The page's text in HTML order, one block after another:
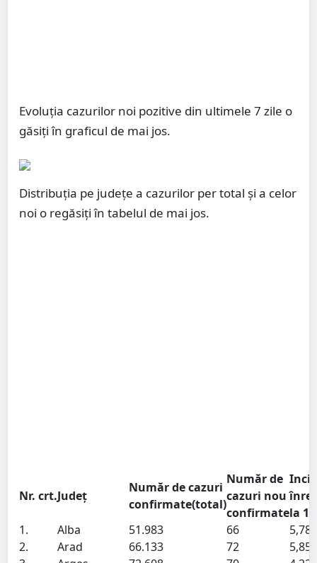
Evoluția cazurilor noi pozitive din ultimele 7 zile o
găsiți în graficul de mai jos.
Distribuția pe județe a cazurilor per total și a celor
noi o regăsiți în tabelul de mai jos.
Nr. crt.Județ
Număr de cazuri
confirmate(total)
Număr de
cazuri nou
confirmatela
1.
Alba 51.983 66
5,78
2.
Arad 66.133 72
5,85